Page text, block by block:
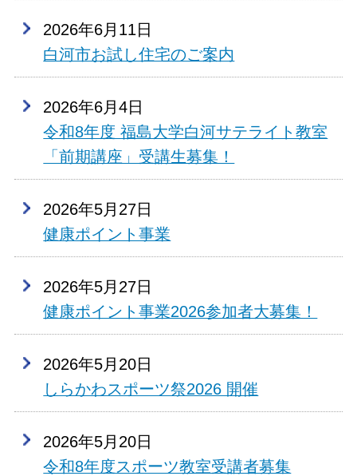
2026年6月11日
白河市お試し住宅のご案内
2026年6月4日
令和8年度 福島大学白河サテライト教室
「前期講座」受講生募集！
2026年5月27日
健康ポイント事業
2026年5月27日
健康ポイント事業2026参加者大募集！
2026年5月20日
しらかわスポーツ祭2026 開催
2026年5月20日
令和8年度スポーツ教室受講者募集